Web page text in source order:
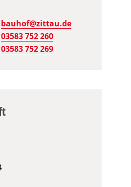
bauhof@zittau.de
03583 752 260
03583 752 269